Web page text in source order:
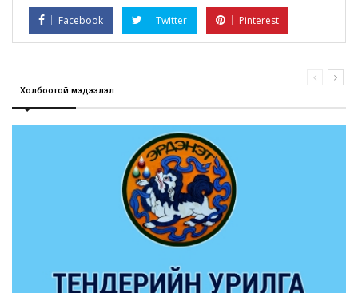
Facebook Twitter Pinterest
Холбоотой мэдээлэл